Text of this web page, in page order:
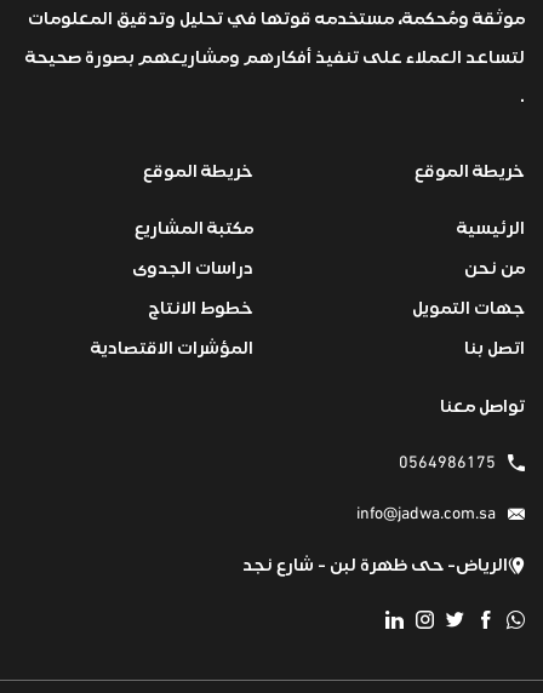
موثقة ومُحكمة، مستخدمه قوتها في تحليل وتدقيق المعلومات
لتساعد العملاء على تنفيذ أفكارهم ومشاريعهم بصورة صحيحة
.
خريطة الموقع
الرئيسية
من نحن
جهات التمويل
اتصل بنا
خريطة الموقع
مكتبة المشاريع
دراسات الجدوى
خطوط الانتاج
المؤشرات الاقتصادية
تواصل معنا
0564986175
info@jadwa.com.sa
الرياض- حى ظهرة لبن - شارع نجد